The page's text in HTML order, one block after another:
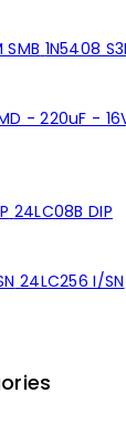
1N5408
24LC08B DIP
24LC256 I/SN